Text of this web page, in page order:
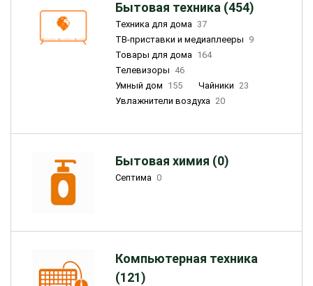
Бытовая техника (454)
Техника для дома 37
ТВ-приставки и медиаплееры 9
Товары для дома 164
Телевизоры 46
Умный дом 155 Чайники 23
Увлажнители воздуха 20
Бытовая химия (0)
Септима 0
Компьютерная техника
(121)